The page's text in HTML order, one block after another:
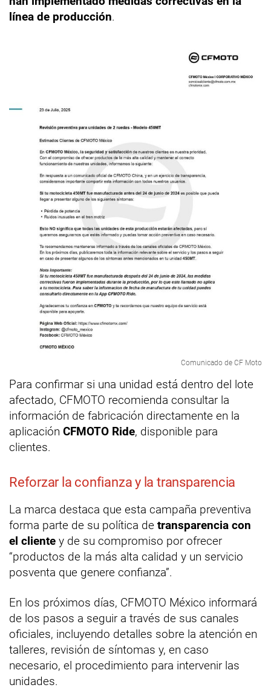
línea de producción.
Comunicado de CF Moto
Para confirmar si una unidad está dentro del lote
afectado, CFMOTO recomienda consultar la
información de fabricación directamente en la
aplicación CFMOTO Ride, disponible para
clientes.
Reforzar la confianza y la transparencia
La marca destaca que esta campaña preventiva
forma parte de su política de transparencia con
el cliente y de su compromiso por ofrecer
“productos de la más alta calidad y un servicio
posventa que genere confianza”.
En los próximos días, CFMOTO México informará
de los pasos a seguir a través de sus canales
oficiales, incluyendo detalles sobre la atención en
talleres, revisión de síntomas y, en caso
necesario, el procedimiento para intervenir las
unidades.